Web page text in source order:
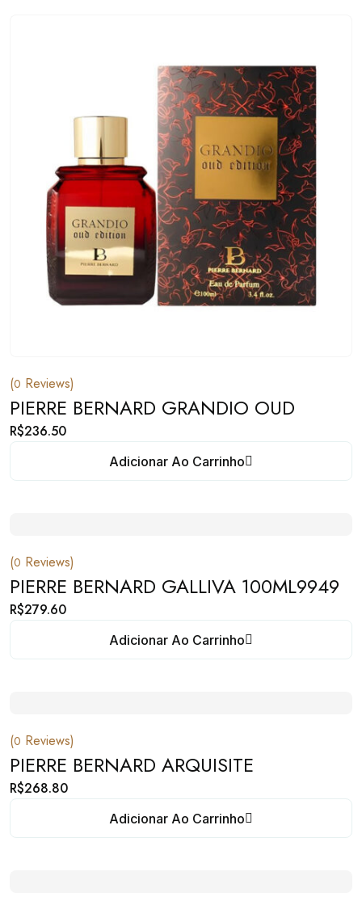
(0 Reviews)
PIERRE BERNARD GRANDIO OUD
R$236.50
Adicionar Ao Carrinho
(0 Reviews)
PIERRE BERNARD GALLIVA 100ML9949
R$279.60
Adicionar Ao Carrinho
(0 Reviews)
PIERRE BERNARD ARQUISITE
R$268.80
Adicionar Ao Carrinho